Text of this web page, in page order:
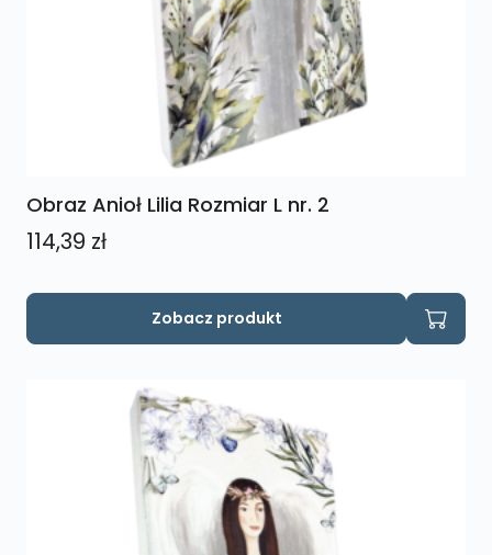
Obraz Anioł Lilia Rozmiar L nr. 2
114,39 zł
Zobacz produkt